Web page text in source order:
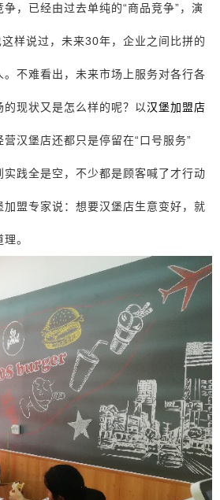
，已经由过去单纯的“商品竞争”，演
样说过，未来30年，企业之间比拼的
不难看出，未来市场上服务对各行各
现状又是怎么样的呢？以汉堡加盟店
汉堡店还都只是停留在“口号服务”
实践全是空，不少都是顾客喊了才行动
盟专家说：想要汉堡店生意变好，就
。